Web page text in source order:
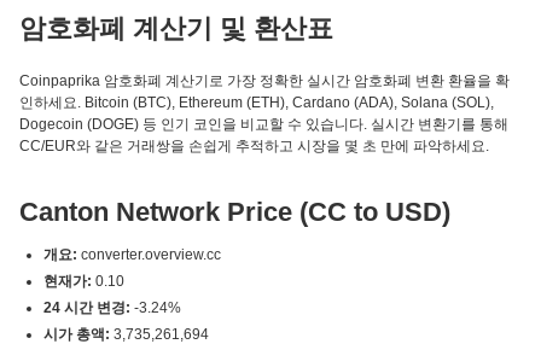
암호화폐 계산기 및 환산표
Coinpaprika 암호화폐 계산기로 가장 정확한 실시간 암호화폐 변환 환율을 확
인하세요. Bitcoin (BTC), Ethereum (ETH), Cardano (ADA), Solana (SOL),
Dogecoin (DOGE) 등 인기 코인을 비교할 수 있습니다. 실시간 변환기를 통해
CC/EUR와 같은 거래쌍을 손쉽게 추적하고 시장을 몇 초 만에 파악하세요.
Canton Network Price (CC to USD)
개요: converter.overview.cc
현재가: 0.10
24 시간 변경: -3.24%
시가 총액: 3,735,261,694